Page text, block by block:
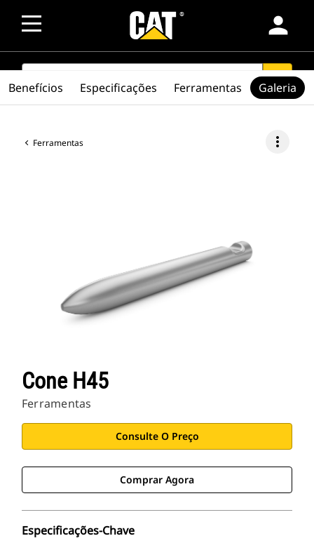
person
SEARCH search
Ferramentas more_vert
Cone H45
Ferramentas
Consulte O Preço
Comprar Agora
Especificações-Chave
Benefícios Especificações Ferramentas Galeria